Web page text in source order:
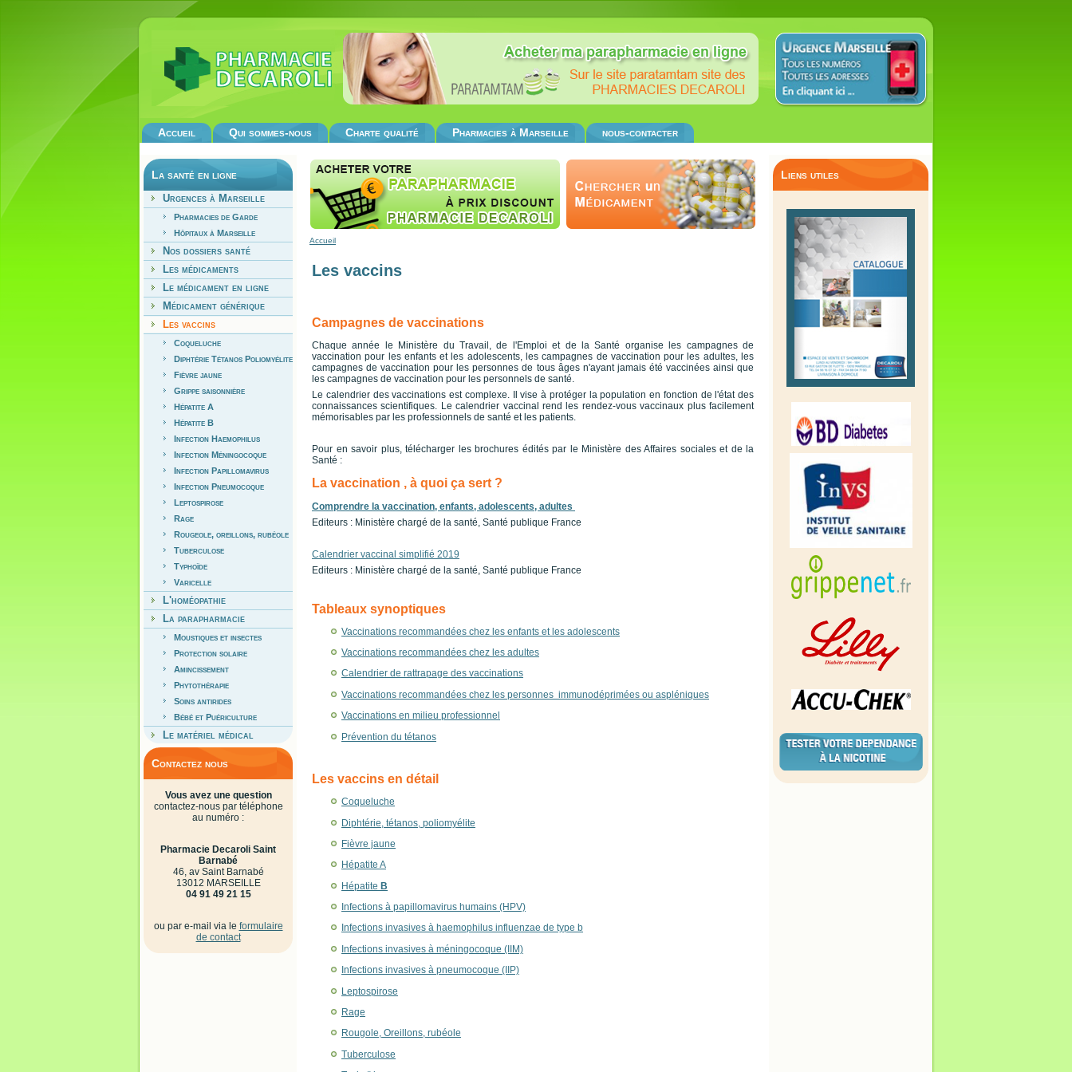
Accueil Qui sommes-nous Charte qualité Pharmacies à Marseille nous-contacter
La santé en ligne
Urgences à Marseille
Pharmacies de Garde
Hôpitaux à Marseille
Nos dossiers santé
Les médicaments
Le médicament en ligne
Médicament générique
Les vaccins
Coqueluche
Diphtérie Tétanos Poliomyélite
Fièvre jaune
Grippe saisonnière
Hépatite A
Hépatite B
Infection Haemophilus
Infection Méningocoque
Infection Papillomavirus
Infection Pneumocoque
Leptospirose
Rage
Rougeole, oreillons, rubéole
Tuberculose
Typhoïde
Varicelle
L'homéopathie
La parapharmacie
Moustiques et insectes
Protection solaire
Amincissement
Phytothérapie
Soins antirides
Bébé et Puériculture
Le matériel médical
Contactez nous
Vous avez une question
contactez-nous par téléphone
au numéro :
Pharmacie Decaroli Saint
Barnabé
46, av Saint Barnabé
13012 MARSEILLE
04 91 49 21 15
ou par e-mail via le formulaire
de contact
Accueil
Les vaccins
Campagnes de vaccinations
Chaque année le Ministère du Travail, de l'Emploi et de la Santé organise les campagnes de
vaccination pour les enfants et les adolescents, les campagnes de vaccination pour les adultes, les
campagnes de vaccination pour les personnes de tous âges n'ayant jamais été vaccinées ainsi que
les campagnes de vaccination pour les personnels de santé.
Le calendrier des vaccinations est complexe. Il vise à protéger la population en fonction de l'état des
connaissances scientifiques. Le calendrier vaccinal rend les rendez-vous vaccinaux plus facilement
mémorisables par les professionnels de santé et les patients.
Pour en savoir plus, télécharger les brochures édités par le Ministère des Affaires sociales et de la
Santé :
La vaccination , à quoi ça sert ?
Comprendre la vaccination, enfants, adolescents, adultes
Editeurs : Ministère chargé de la santé, Santé publique France
Calendrier vaccinal simplifié 2019
Editeurs : Ministère chargé de la santé, Santé publique France
Tableaux synoptiques
Vaccinations recommandées chez les enfants et les adolescents
Vaccinations recommandées chez les adultes
Calendrier de rattrapage des vaccinations
Vaccinations recommandées chez les personnes immunodéprimées ou aspléniques
Vaccinations en milieu professionnel
Prévention du tétanos
Les vaccins en détail
Coqueluche
Diphtérie, tétanos, poliomyélite
Fièvre jaune
Hépatite A
Hépatite B
Infections à papillomavirus humains (HPV)
Infections invasives à haemophilus influenzae de type b
Infections invasives à méningocoque (IIM)
Infections invasives à pneumocoque (IIP)
Leptospirose
Rage
Rougole, Oreillons, rubéole
Tuberculose
Liens utiles